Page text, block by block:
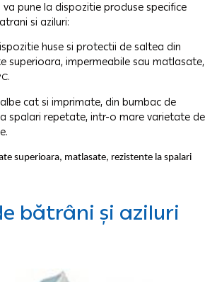
pune la dispozitie produse specifice
si aziluri:
huse si protectii de saltea din
superioara, impermeabile sau matlasate,
cat si imprimate, din bumbac de
spalari repetate, intr-o mare varietate de
superioara, matlasate, rezistente la spalari
bătrâni și aziluri